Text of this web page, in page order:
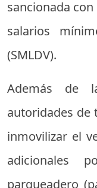
sancionada
salarios
(SMLDV).
Además de
autoridades de
inmovilizar el
adicionales
parqueadero